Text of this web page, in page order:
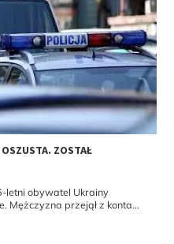
ZOSTAŁ
letni obywatel Ukrainy
Mężczyzna przejął z konta...